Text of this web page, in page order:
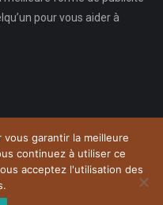
pour vous aider à
Bruxelles.Tous droits
soutiennent vos soins. Pour
garantir la meilleure
continuez à utiliser ce
acceptez l'utilisation des